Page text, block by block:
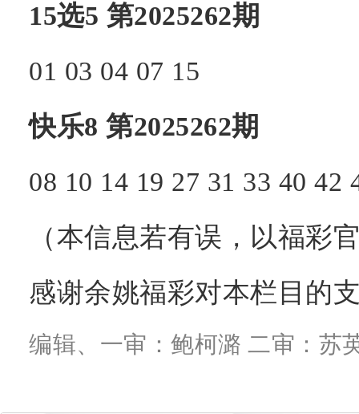
15选5 第2025262期
01 03 04 07 15
快乐8 第2025262期
08 10 14 19 27 31 33 40 42
（本信息若有误，以福彩
感谢余姚福彩对本栏目的
编辑、一审：鲍柯潞 二审：苏